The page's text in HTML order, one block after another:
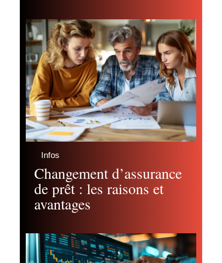
Infos
Changement d’assurance
de prêt : les raisons et
avantages